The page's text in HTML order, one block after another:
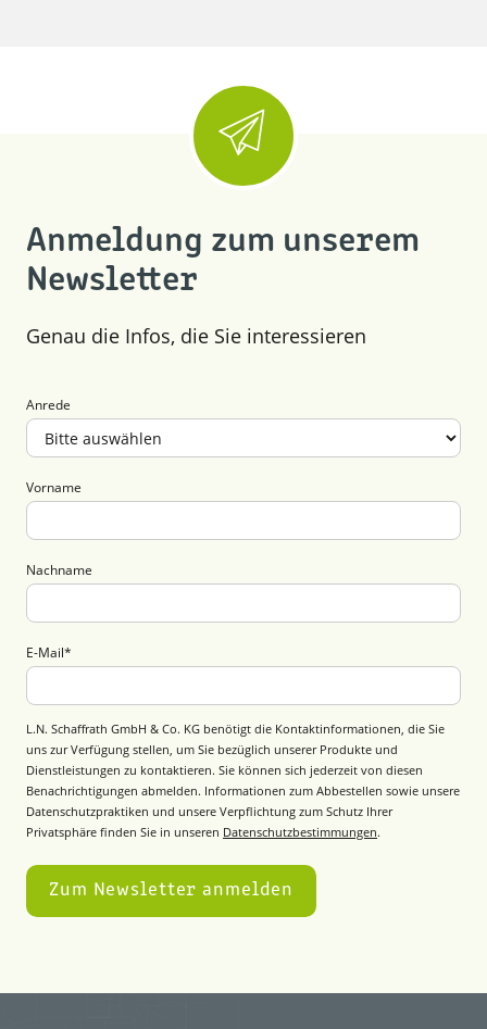
Anmeldung zum unserem
Newsletter
Genau die Infos, die Sie interessieren
Anrede
Vorname
Nachname
E-Mail*
L.N. Schaffrath GmbH & Co. KG benötigt die Kontaktinformationen, die Sie
uns zur Verfügung stellen, um Sie bezüglich unserer Produkte und
Dienstleistungen zu kontaktieren. Sie können sich jederzeit von diesen
Benachrichtigungen abmelden. Informationen zum Abbestellen sowie unsere
Datenschutzpraktiken und unsere Verpflichtung zum Schutz Ihrer
Privatsphäre finden Sie in unseren Datenschutzbestimmungen.